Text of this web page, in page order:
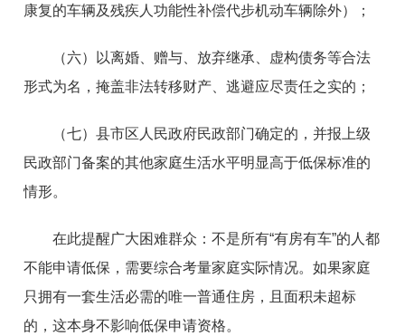
康复的车辆及残疾人功能性补偿代步机动车辆除外）；
（六）以离婚、赠与、放弃继承、虚构债务等合法
形式为名，掩盖非法转移财产、逃避应尽责任之实的；
（七）县市区人民政府民政部门确定的，并报上级
民政部门备案的其他家庭生活水平明显高于低保标准的
情形。
在此提醒广大困难群众：不是所有“有房有车”的人都
不能申请低保，需要综合考量家庭实际情况。如果家庭
只拥有一套生活必需的唯一普通住房，且面积未超标
的，这本身不影响低保申请资格。